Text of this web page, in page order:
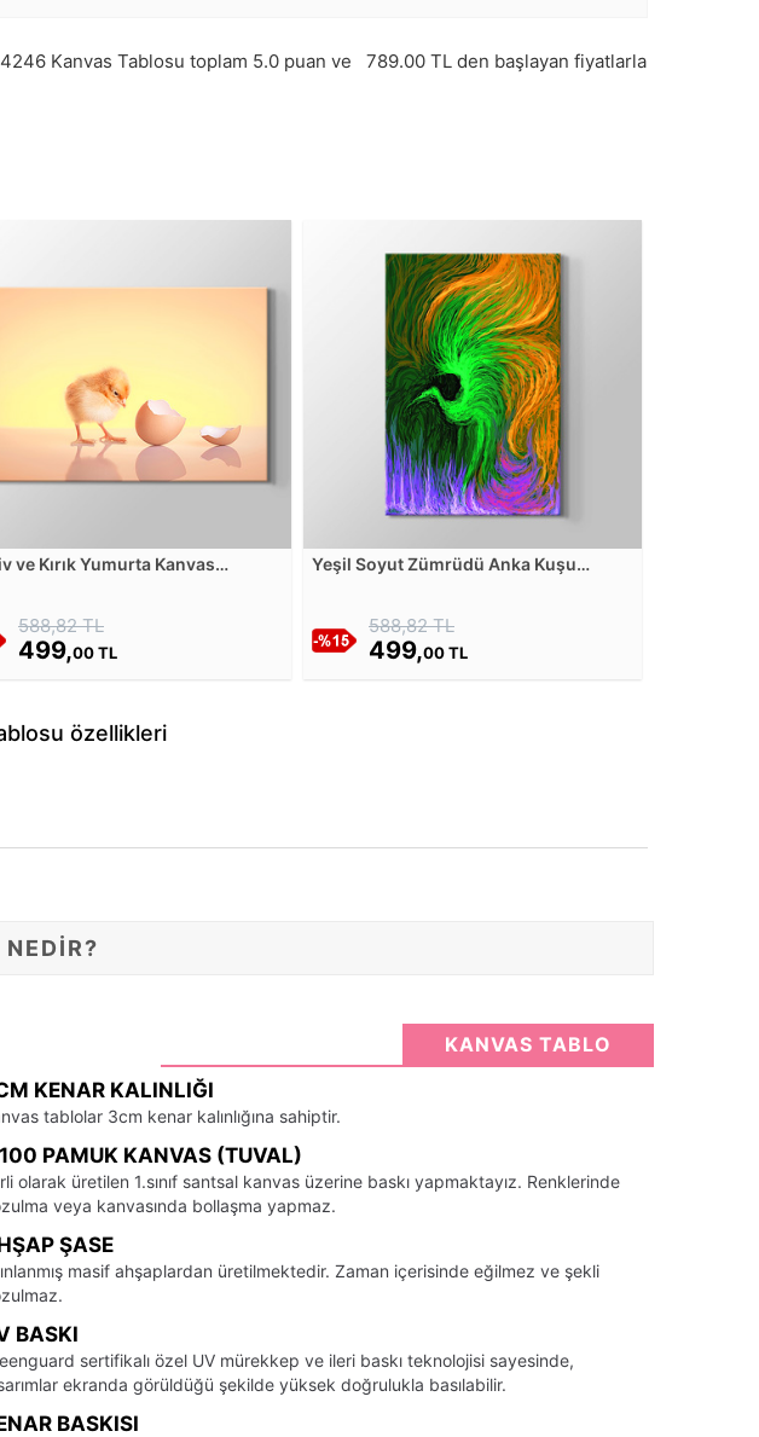
Kanvas Tablosu toplam 5.0 puan ve 789.00 TL den başlayan fiyatlarla
ve Kırık Yumurta Kanvas
588,82 TL
499,00 TL
Yeşil Soyut Zümrüdü Anka Kuşu
588,82 TL
499,00 TL
özellikleri
KANVAS TABLO
KENAR KALINLIĞI
tablolar 3cm kenar kalınlığına sahiptir.
PAMUK KANVAS (TUVAL)
olarak üretilen 1.sınıf santsal kanvas üzerine baskı yapmaktayız. Renklerinde
veya kanvasında bollaşma yapmaz.
ŞASE
masif ahşaplardan üretilmektedir. Zaman içerisinde eğilmez ve şekli
BASKI
sertifikalı özel UV mürekkep ve ileri baskı teknolojisi sayesinde,
ekranda görüldüğü şekilde yüksek doğrulukla basılabilir.
BASKISI